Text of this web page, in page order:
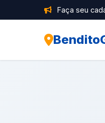
Faça seu